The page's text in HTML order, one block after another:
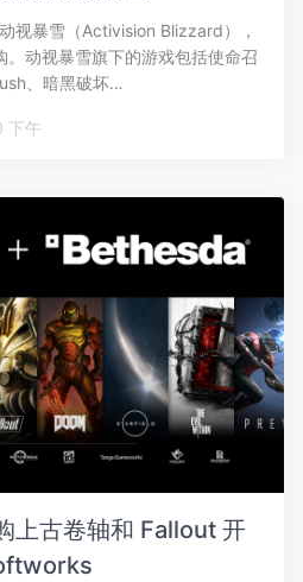
视暴雪（Activision Blizzard），
动视暴雪旗下的游戏包括使命召
、暗黑破坏…
, 10:00 下午
上古卷轴和 Fallout 开